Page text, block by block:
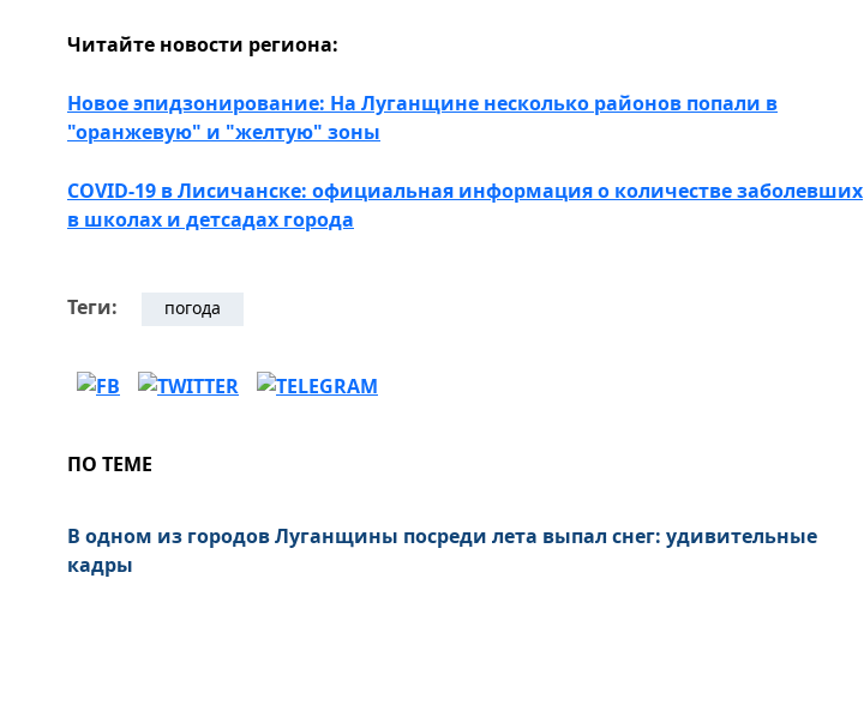
Читайте новости региона:
Новое эпидзонирование: На Луганщине несколько районов попали в
"оранжевую" и "желтую" зоны
COVID-19 в Лисичанске: официальная информация о количестве заболевших
в школах и детсадах города
Теги: погода
ПО ТЕМЕ
В одном из городов Луганщины посреди лета выпал снег: удивительные
кадры